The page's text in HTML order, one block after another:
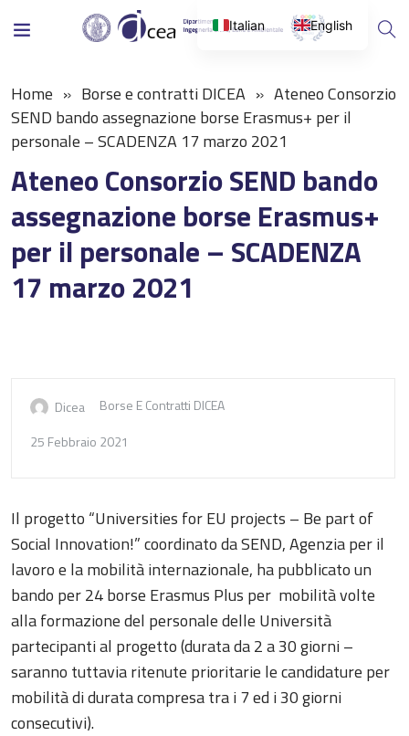
Home Borse e contratti DICEA
Ateneo Consorzio
SEND bando assegnazione borse Erasmus+ per il
personale – SCADENZA 17 marzo 2021
Ateneo Consorzio SEND bando
assegnazione borse Erasmus+
per il personale – SCADENZA
17 marzo 2021
Dicea
Borse E Contratti DICEA
25 Febbraio 2021
Il progetto “Universities for EU projects – Be part of
Social Innovation!” coordinato da SEND, Agenzia per il
lavoro e la mobilità internazionale, ha pubblicato un
bando per 24 borse Erasmus Plus per mobilità volte
alla formazione del personale delle Università
partecipanti al progetto (durata da 2 a 30 giorni –
saranno tuttavia ritenute prioritarie le candidature per
mobilità di durata compresa tra i 7 ed i 30 giorni
consecutivi).
Italian English